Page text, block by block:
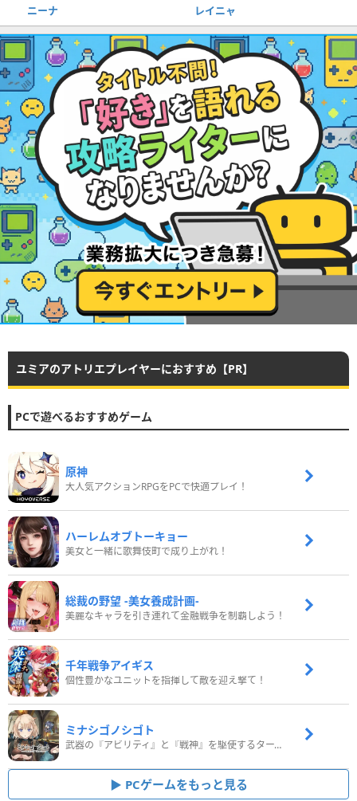
ニーナ レイニャ
ユミアのアトリエプレイヤーにおすすめ【PR】
PCで遊べるおすすめゲーム
原神
大人気アクションRPGをPCで快適プレイ！
ハーレムオブトーキョー
美女と一緒に歌舞伎町で成り上がれ！
総裁の野望 -美女養成計画-
美麗なキャラを引き連れて金融戦争を制覇しよう！
千年戦争アイギス
個性豊かなユニットを指揮して敵を迎え撃て！
ミナシゴノシゴト
武器の『アビリティ』と『戦神』を駆使するターン制コマンドバトルRPG！
PCゲームをもっと見る